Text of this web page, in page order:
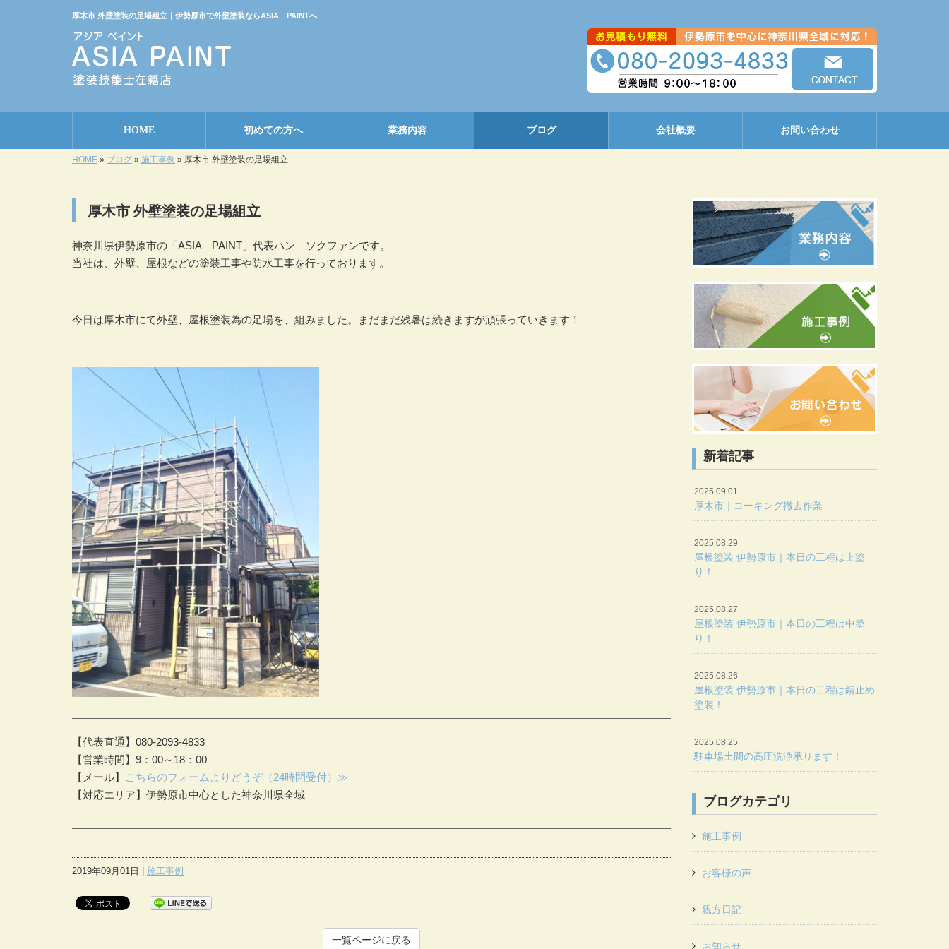
厚木市 外壁塗装の足場組立｜伊勢原市で外壁塗装ならASIA PAINTへ
HOME 初めての方へ 業務内容 ブログ 会社概要 お問い合わせ
HOME » ブログ » 施工事例 » 厚木市 外壁塗装の足場組立
厚木市 外壁塗装の足場組立
神奈川県伊勢原市の「ASIA PAINT」代表ハン ソクファンです。
当社は、外壁、屋根などの塗装工事や防水工事を行っております。
今日は厚木市にて外壁、屋根塗装為の足場を、組みました。まだまだ残暑は続きますが頑張っていきます！
【代表直通】080-2093-4833
【営業時間】9：00～18：00
【メール】
こちらのフォームよりどうぞ（24時間受付）≫
【対応エリア】伊勢原市中心とした神奈川県全域
2019年09月01日 | 施工事例
一覧ページに戻る
新着記事
2025.09.01
厚木市｜コーキング撤去作業
2025.08.29
屋根塗装 伊勢原市｜本日の工程は上塗
り！
2025.08.27
屋根塗装 伊勢原市｜本日の工程は中塗
り！
2025.08.26
屋根塗装 伊勢原市｜本日の工程は錆止め
塗装！
2025.08.25
駐車場土間の高圧洗浄承ります！
ブログカテゴリ
施工事例
お客様の声
親方日記
お知らせ